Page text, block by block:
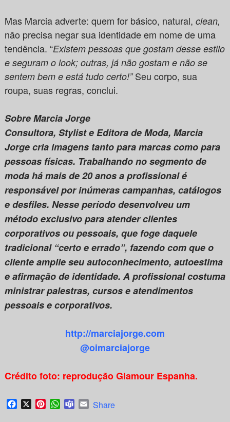
Mas Marcia adverte: quem for básico, natural, clean,
não precisa negar sua identidade em nome de uma
tendência. “Existem pessoas que gostam desse estilo
e seguram o look; outras, já não gostam e não se
sentem bem e está tudo certo!”Seu corpo, sua
roupa, suas regras, conclui.
Sobre Marcia Jorge
Consultora, Stylist e Editora de Moda, Marcia
Jorge cria imagens tanto para marcas como para
pessoas físicas. Trabalhando no segmento de
moda há mais de 20 anos a profissional é
responsável por inúmeras campanhas, catálogos
e desfiles. Nesse período desenvolveu um
método exclusivo para atender clientes
corporativos ou pessoais, que foge daquele
tradicional “certo e errado”, fazendo com que o
cliente amplie seu autoconhecimento, autoestima
e afirmação de identidade. A profissional costuma
ministrar palestras, cursos e atendimentos
pessoais e corporativos.
http://marciajorge.com
@oimarciajorge
Crédito foto: reprodução Glamour Espanha.
Facebook
X PinterestWhatsApp
TeamsEmail
Share